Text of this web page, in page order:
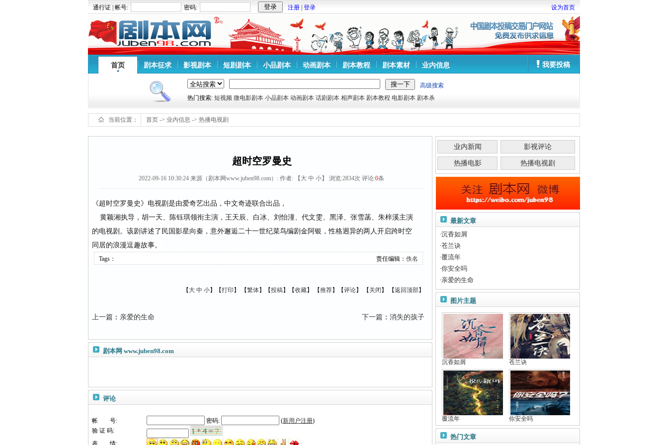
通行证 | 帐号: 密码: 注册 登录 设为首页
首页 剧本征求 影视剧本 短剧剧本 小品剧本 动画剧本 剧本教程 剧本素材 业内信息 我要投稿
高级搜索
热门搜索: 短视频 微电影剧本 小品剧本 动画剧本 话剧剧本 相声剧本 剧本教程 电影剧本 剧本杀
当前位置： 首页 -> 业内信息 -> 热播电视剧
超时空罗曼史
2022-09-16 10:30:24 来源（剧本网www.juben98.com）: 作者: 【 大 中 小】 浏览:2834次 评论:0条
《超时空罗曼史》电视剧是由爱奇艺出品，中文奇迹联合出品，
黄颖湘执导，胡一天、陈钰琪领衔主演，王天辰、白冰、刘怡潼、代文雯、黑泽、张雪菡、朱梓溪主演
的电视剧。该剧讲述了民国影星向秦，意外邂逅二十一世纪菜鸟编剧金阿银，性格迥异的两人开启跨时空
同居的浪漫逗趣故事。
Tags： 责任编辑： 佚名
【 大 中 小】【打印 】 【繁体】【投稿】【收藏】 【推荐】【评论】 【 关闭 】 【返回顶部】
上一篇 ： 亲爱的生命 下一篇 ： 消失的孩子
剧本网 www.juben98.com
评论
帐 号: 密码: (新用户注册)
验 证 码:
表 情:
业内新闻 影视评论
热播电影 热播电视剧
最新文章
·沉香如屑
·苍兰诀
·覆流年
·你安全吗
·亲爱的生命
图片主题
沉香如屑 苍兰诀
覆流年 你安全吗
热门文章